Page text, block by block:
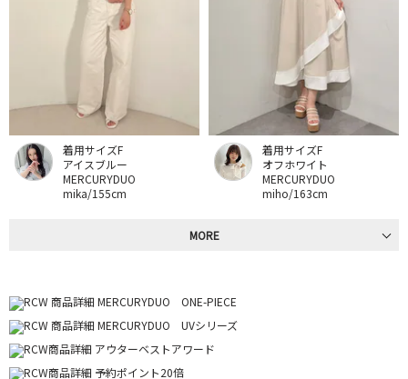
着用サイズF
アイスブルー
MERCURYDUO
mika/155cm
着用サイズF
オフホワイト
MERCURYDUO
miho/163cm
MORE